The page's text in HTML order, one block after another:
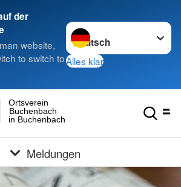
der
website,
to switch to
Sprache wechseln zu
Alles klar
in Buchenbach
Buchenbach
Ortsverein
Meldungen